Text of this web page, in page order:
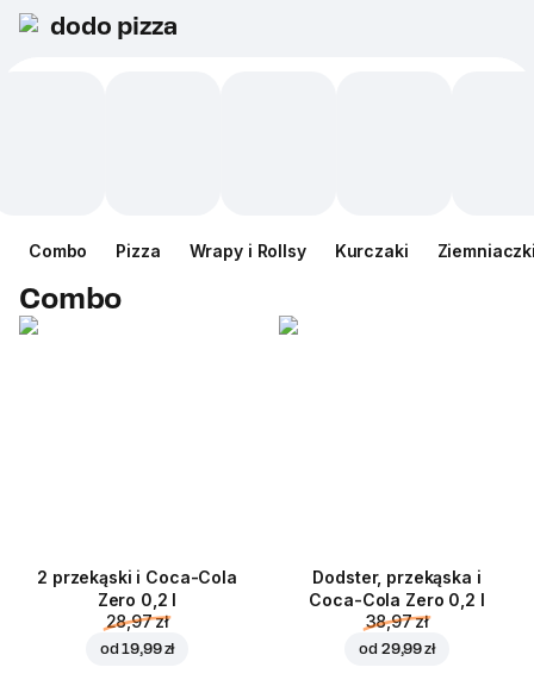
dodo pizza
Сombo Pizza Wrapy i Rollsy Kurczaki
Сombo
2 przekąski i Coca-Cola
Zero 0,2 l
28,97 zł
od19,99 zł
Dodster, przekąska i
Coca-Cola Zero 0,2 l
38,97 zł
od 29,99 zł